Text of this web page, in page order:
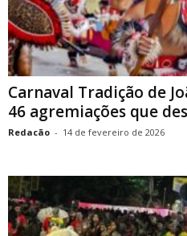
Carnaval Tradição de
46 agremiações que
Redacão - 14 de fevereiro de 2026